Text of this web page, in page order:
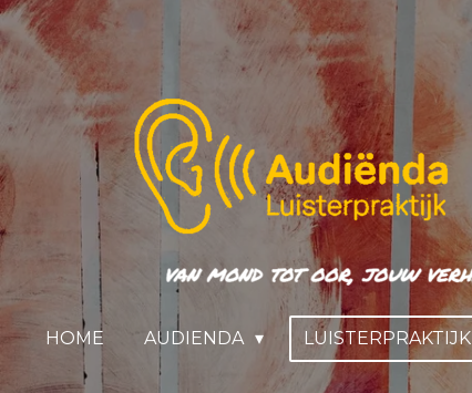
Ga
direct
naar
hoofdinhoud
HOME AUDIENDA LUISTERPRAKTIJK